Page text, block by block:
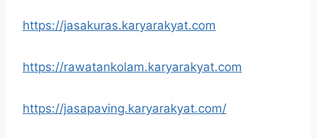
https://jasakuras.karyarakyat.com
https://rawatankolam.karyarakyat.com
https://jasapaving.karyarakyat.com/